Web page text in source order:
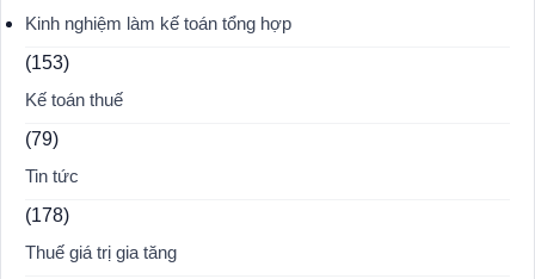
Kinh nghiệm làm kế toán tổng hợp
(153)
Kế toán thuế
(79)
Tin tức
(178)
Thuế giá trị gia tăng